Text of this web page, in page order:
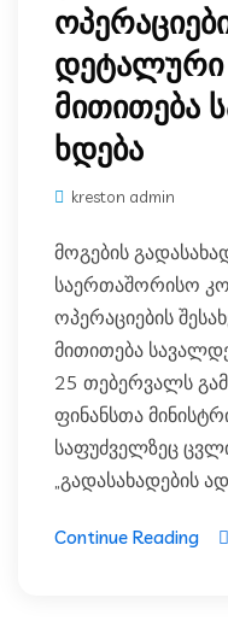
დეტალური
მითითება
ხდება
kreston admin
მოგების გადასახადის დეკლარაციაში
საერთაშორისო
ოპერაციების
მითითება
25 თებერვალს
ფინანსთა
საფუძველზეც
„გადასახადების
Continue Reading